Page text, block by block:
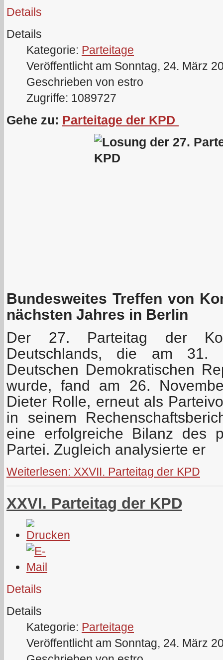
Details
Details
Kategorie: Parteitage
Veröffentlicht am Sonntag, 24. März
Geschrieben von estro
Zugriffe: 1089727
Gehe zu: Parteitage der KPD
Bundesweites Treffen von
nächsten Jahres in Berlin
Der 27. Parteitag der
Deutschlands, die am
Deutschen Demokratischen
wurde, fand am 26.
Dieter Rolle, erneut als
in seinem
eine erfolgreiche Bilanz des
Partei. Zugleich analysierte er
Weiterlesen: XXVII. Parteitag der KPD
XXVI. Parteitag der KPD
Details
Details
Kategorie: Parteitage
Veröffentlicht am Sonntag, 24. März